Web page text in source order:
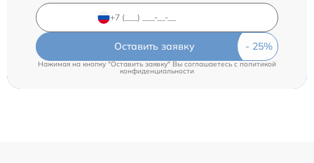
Оставить заявку
Нажимая на кнопку "Оставить заявку" Вы соглашаетесь cполитикой
конфиденциальности